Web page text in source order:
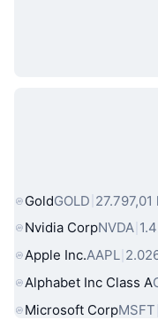
Populære
GoldGOLD 27.797,01
Nvidia CorpNVDA
Apple Inc.AAPL
Alphabet Inc Class A
Microsoft CorpMSFT